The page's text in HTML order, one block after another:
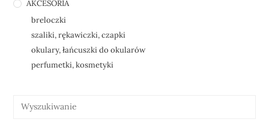
AKCESORIA
breloczki
szaliki, rękawiczki, czapki
okulary, łańcuszki do okularów
perfumetki, kosmetyki